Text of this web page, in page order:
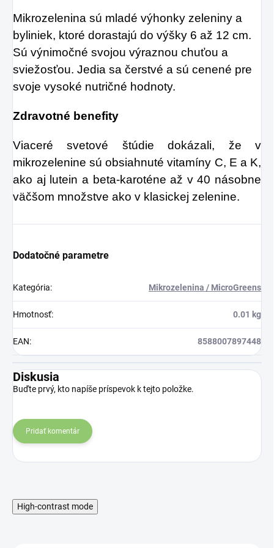
Mikrozelenina sú mladé výhonky zeleniny a
byliniek, ktoré dorastajú do výšky 6 až 12 cm.
Sú výnimočné svojou výraznou chuťou a
sviežosťou. Jedia sa čerstvé a sú cenené pre
svoje vysoké nutričné hodnoty.
Zdravotné benefity
Viaceré svetové štúdie dokázali, že v
mikrozelenine sú obsiahnuté vitamíny C, E a K,
ako aj lutein a beta-karoténe až v 40 násobne
väčšom množstve ako v klasickej zelenine.
Dodatočné parametre
Kategória: Mikrozelenina / MicroGreens
Hmotnosť: 0.01 kg
EAN: 8588007897448
Diskusia
Buďte prvý, kto napíše príspevok k tejto položke.
Pridať komentár
High-contrast mode